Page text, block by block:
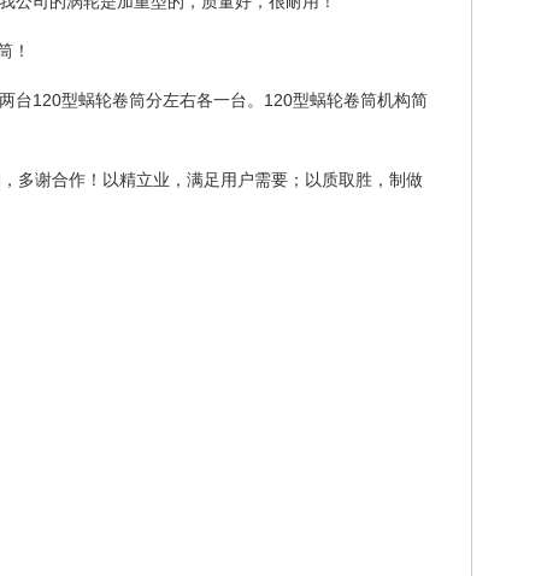
！
台120型蜗轮卷筒分左右各一台。 120型蜗轮卷筒机构简
多谢合作！以精立业，满足用户需要；以质取胜，制做